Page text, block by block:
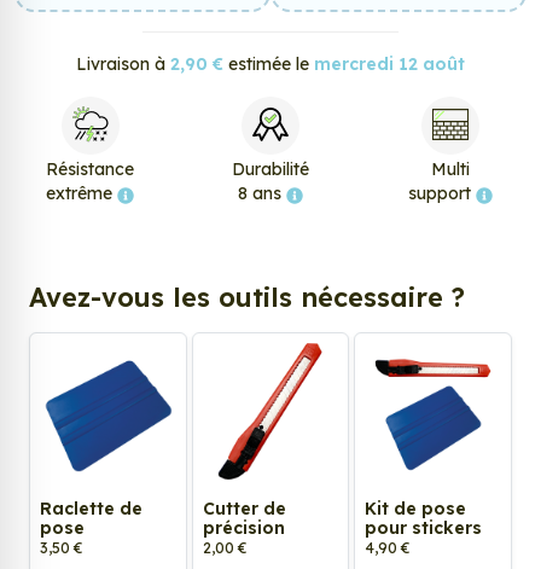
Livraison à 2,90 € estimée le mercredi 12 août
Résistance
extrême
Durabilité
8 ans
Multi
support
Avez-vous les outils nécessaire ?
Raclette de
pose
3,50 €
Cutter de
précision
2,00 €
Kit de pose
pour stickers
4,90 €